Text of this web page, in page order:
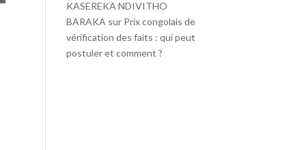
KASEREKA NDIVITHO
BARAKA sur Prix congolais de
vérification des faits : qui peut
postuler et comment ?